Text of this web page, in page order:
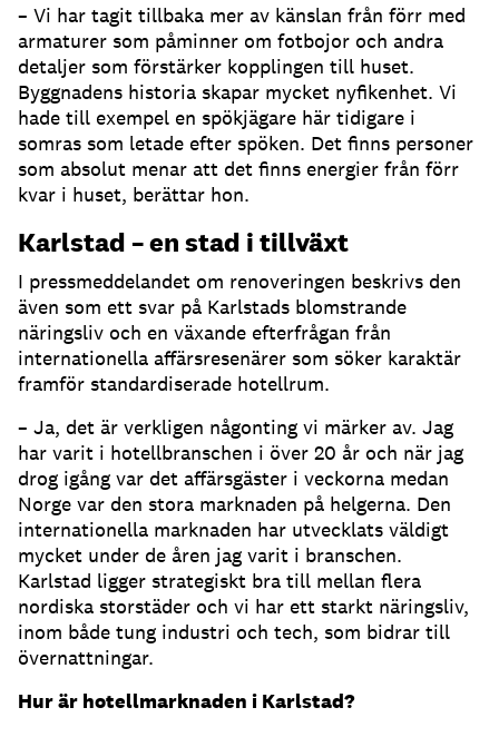
– Vi har tagit tillbaka mer av känslan från förr med
armaturer som påminner om fotbojor och andra
detaljer som förstärker kopplingen till huset.
Byggnadens historia skapar mycket nyfikenhet. Vi
hade till exempel en spökjägare här tidigare i
somras som letade efter spöken. Det finns personer
som absolut menar att det finns energier från förr
kvar i huset, berättar hon.
Karlstad – en stad i tillväxt
I pressmeddelandet om renoveringen beskrivs den
även som ett svar på Karlstads blomstrande
näringsliv och en växande efterfrågan från
internationella affärsresenärer som söker karaktär
framför standardiserade hotellrum.
– Ja, det är verkligen någonting vi märker av. Jag
har varit i hotellbranschen i över 20 år och när jag
drog igång var det affärsgäster i veckorna medan
Norge var den stora marknaden på helgerna. Den
internationella marknaden har utvecklats väldigt
mycket under de åren jag varit i branschen.
Karlstad ligger strategiskt bra till mellan flera
nordiska storstäder och vi har ett starkt näringsliv,
inom både tung industri och tech, som bidrar till
övernattningar.
Hur är hotellmarknaden i Karlstad?